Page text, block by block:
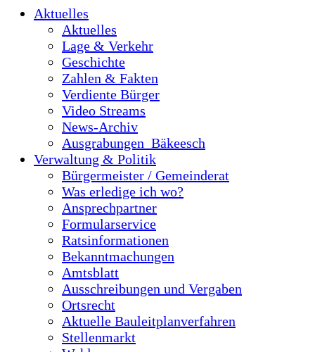
Aktuelles
Aktuelles
Lage & Verkehr
Geschichte
Zahlen & Fakten
Verdiente Bürger
Video Streams
News-Archiv
Ausgrabungen_Bäkeesch
Verwaltung & Politik
Bürgermeister / Gemeinderat
Was erledige ich wo?
Ansprechpartner
Formularservice
Ratsinformationen
Bekanntmachungen
Amtsblatt
Ausschreibungen und Vergaben
Ortsrecht
Aktuelle Bauleitplanverfahren
Stellenmarkt